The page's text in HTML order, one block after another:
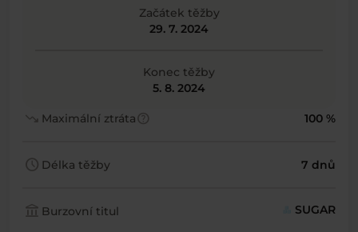
Začátek těžby
29. 7. 2024
Konec těžby
5. 8. 2024
trending_down Maximální ztrátahelp 100 %
schedule Délka těžby 7 dnů
account_balance Burzovní titul SUGAR